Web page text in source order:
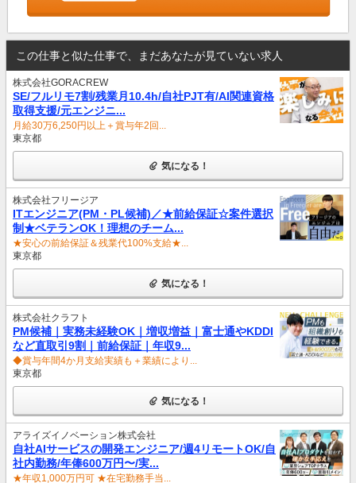
この仕事と似た仕事で、まだあなたが見ていない求人
株式会社GORACREW
SE/フルリモ7割/残業月10.4h/自社PJT有/AI関連資格
取得支援/元エンジニ...
月給30万6,250円以上＋賞与年2回...
東京都
気になる！
株式会社フリージア
ITエンジニア(PM・PL候補)／★前給保証☆案件選択
制★ベテランOK！理想のチーム...
★安心の前給保証＆残業代100%支給★...
東京都
気になる！
株式会社クラフト
PM候補｜実務未経験OK｜増収増益｜富士通やKDDI
など直取引9割｜前給保証｜年収9...
◆賞与年間4か月支給実績も＋業績により...
東京都
気になる！
アライズイノベーション株式会社
自社AIサービスの開発エンジニア/週4リモートOK/自
社内勤務/年俸600万円〜/実...
★年収1,000万円可 ★在宅勤務手当...